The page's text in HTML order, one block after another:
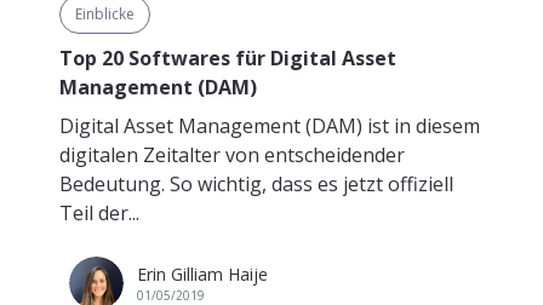
Einblicke
Top 20 Softwares für Digital Asset
Management (DAM)
Digital Asset Management (DAM) ist in diesem
digitalen Zeitalter von entscheidender
Bedeutung. So wichtig, dass es jetzt offiziell
Teil der...
Erin Gilliam Haije
01/05/2019